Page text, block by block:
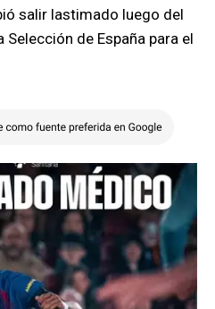
salir lastimado luego del
Selección de España para el